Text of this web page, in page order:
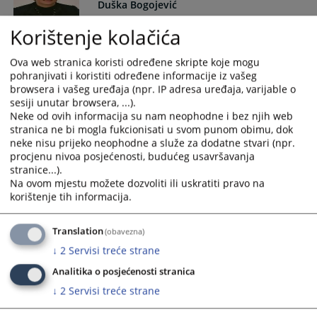
Duška Bogojević
advokat, član VSTV BiH; izabrana od Advokatske komore RS;
mandat 07.2023.-07.2027.
(Mr. Duška Bogojević advokat iz Banja Luke izabrana je za
člana VSTV BiH ispred Advokatske komore RS umjesto
advokata Jadranke Ivanović kojoj je mandat istekao u junu
2019. godine. Advokatska komora RS iskazala je povjerenje
advokatici Bogojević ponovo je izabravši za članicu VSTV-a
BiH u julu 2023. godine.)
advokat, advokatsko društvo Martinović i partneri; član VSTV-
a BiH izabran od strane Vijeća ministara BiH; I mandat:
01.2021. – 01-2025.; II mandat: 01.2025. – 01.2029.
(Dr.sc. Davor Martinović zamijenio je Moniku Mijić, v.d.
zastupnika Vijeća ministara BiH pred Evropskim sudom za
Korištenje kolačića
Ova web stranica koristi određene skripte koje mogu
pohranjivati i koristiti određene informacije iz vašeg
browsera i vašeg uređaja (npr. IP adresa uređaja, varijable o
sesiji unutar browsera, ...).
Neke od ovih informacija su nam neophodne i bez njih web
stranica ne bi mogla fukcionisati u svom punom obimu, dok
neke nisu prijeko neophodne a služe za dodatne stvari (npr.
procjenu nivoa posjećenosti, budućeg usavršavanja
stranice...).
Na ovom mjestu možete dozvoliti ili uskratiti pravo na
korištenje tih informacija.
Translation(obavezna)
↓ 2 Servisi treće strane
Analitika o posjećenosti stranica
↓ 2 Servisi treće strane